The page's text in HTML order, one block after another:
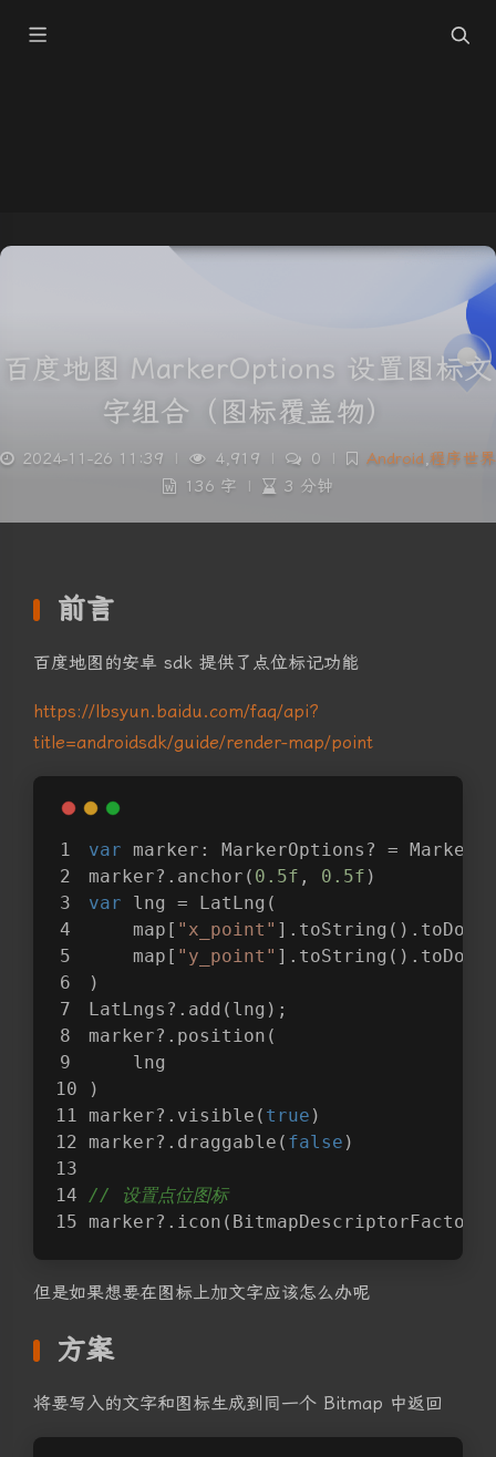
百度地图 MarkerOptions 设置图标文
字组合（图标覆盖物）
2024-11-26 11:39 4,919 0 Android,程序世界
136 字
| 3 分钟
前言
百度地图的安卓 sdk 提供了点位标记功能
https://lbsyun.baidu.com/faq/api?
title=androidsdk/guide/render-map/point
var marker: MarkerOptions? =
marker?.anchor( 0.5f , 0.5f )
var lng = LatLng(
    map[
"x_point"
    map[
"y_point"
)
LatLngs?.add(lng);
marker?.position(
    lng
)
marker?.visible( true )
marker?.draggable( false )
// 设置点位图标
但是如果想要在图标上加文字应该怎么办呢
方案
将要写入的文字和图标生成到同一个 Bitmap 中返回